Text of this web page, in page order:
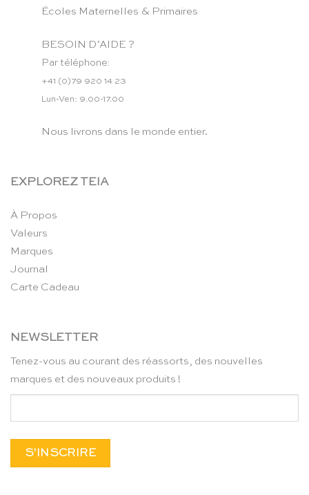
Écoles Maternelles & Primaires
BESOIN D’AIDE ?
Par téléphone:
+41 (0)79 920 14 23
Lun-Ven: 9.00-17.00
Nous livrons dans le monde entier.
EXPLOREZ TEIA
À Propos
Valeurs
Marques
Journal
Carte Cadeau
NEWSLETTER
Tenez-vous au courant des réassorts, des nouvelles
marques et des nouveaux produits !